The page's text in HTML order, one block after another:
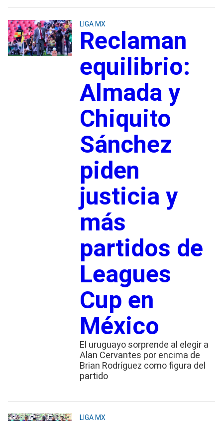
LIGA MX
Reclaman
equilibrio:
Almada y
Chiquito
Sánchez
piden
justicia y
más
partidos de
Leagues
Cup en
México
El uruguayo sorprende al elegir a
Alan Cervantes por encima de
Brian Rodríguez como figura del
partido
LIGA MX